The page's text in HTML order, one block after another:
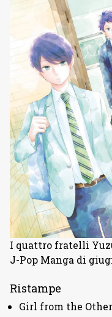
I quattro fratelli
J-Pop Manga di
Ristampe
Girl from the Other